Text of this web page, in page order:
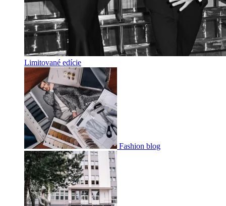
Limitované edície
Fashion blog